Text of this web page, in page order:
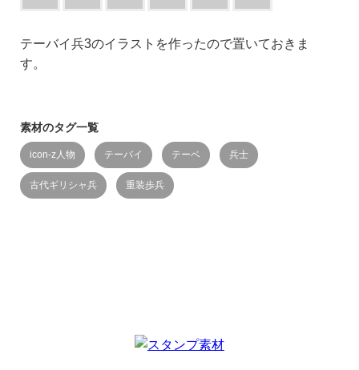
テーバイ兵3のイラストを作ったので置いておきま
す。
素材のタグ一覧
icon-z人物 テーバイ テーベ 兵士
古代ギリシャ兵 重装歩兵